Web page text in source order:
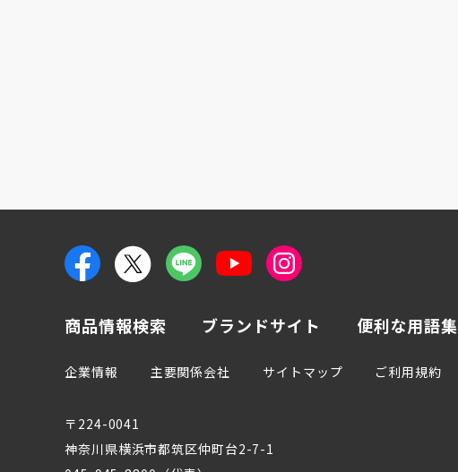
商品情報検索 ブランドサイト 便利な用語集
企業情報 主要関係会社 サイトマップ ご利用規約
〒224-0041
神奈川県横浜市都筑区仲町台2-7-1